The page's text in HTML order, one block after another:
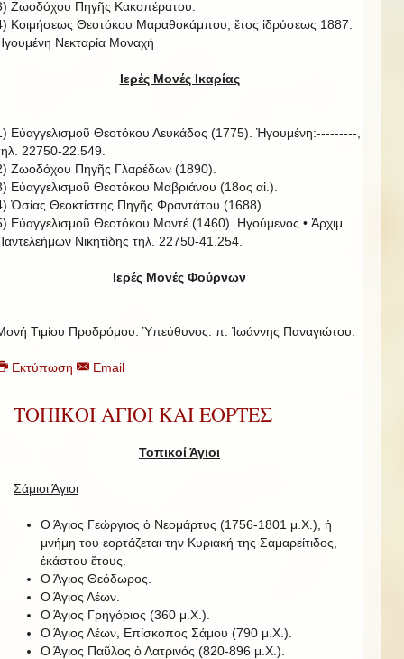
Ζωοδόχου Πηγῆς Κακοπέρατου.
Κοιμήσεως Θεοτόκου Μαραθοκάμπου, ἔτος ἱδρύσεως 1887.
Νεκταρία Μοναχή
Ιερές Μονές Ικαρίας
Εὐαγγελισμοῦ Θεοτόκου Λευκάδος (1775). Ἡγουμένη:---------,
22750-22.549.
Ζωοδόχου Πηγῆς Γλαρέδων (1890).
Εὐαγγελισμοῦ Θεοτόκου Μαβριάνου (18ος αἰ.).
Ὁσίας Θεοκτίστης Πηγῆς Φραντάτου (1688).
Εὐαγγελισμοῦ Θεοτόκου Μοντέ (1460). Ηγούμενος • Ἀρχιμ.
Νικητίδης τηλ. 22750-41.254.
Ιερές Μονές Φούρνων
Τιμίου Προδρόμου. Ὑπεύθυνος: π. Ἰωάννης Παναγιώτου.
Εκτύπωση Email
ΤΟΠΙΚΟΙ ΑΓΙΟΙ ΚΑΙ ΕΟΡΤΕΣ
Τοπικοί Άγιοι
Σάμιοι Άγιοι
Ο Άγιος Γεώργιος ὁ Νεομάρτυς (1756-1801 μ.Χ.), ἡ
μνήμη του εορτάζεται την Κυριακή της Σαμαρείτιδος,
ἑκάστου ἔτους.
Ο Άγιος Θεόδωρος.
Ο Άγιος Λέων.
Ο Άγιος Γρηγόριος (360 μ.Χ.).
Ο Άγιος Λέων, Επίσκοπος Σάμου (790 μ.Χ.).
Ο Άγιος Παῦλος ὁ Λατρινός (820-896 μ.Χ.).